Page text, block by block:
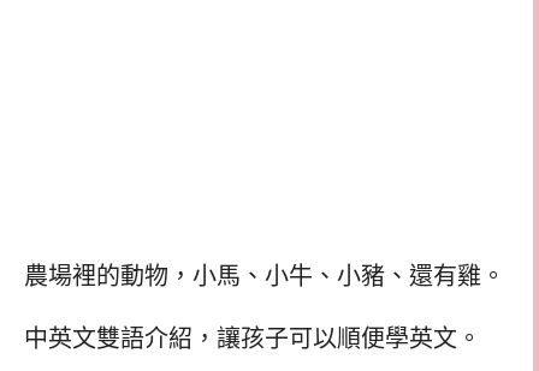
農場裡的動物，小馬、小牛、小豬、還有雞。
中英文雙語介紹，讓孩子可以順便學英文。